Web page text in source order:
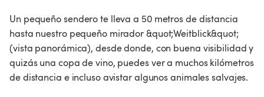
Un pequeño sendero te lleva a 50 metros de distancia
hasta nuestro pequeño mirador &quot;Weitblick&quot;
(vista panorámica), desde donde, con buena visibilidad y
quizás una copa de vino, puedes ver a muchos kilómetros
de distancia e incluso avistar algunos animales salvajes.